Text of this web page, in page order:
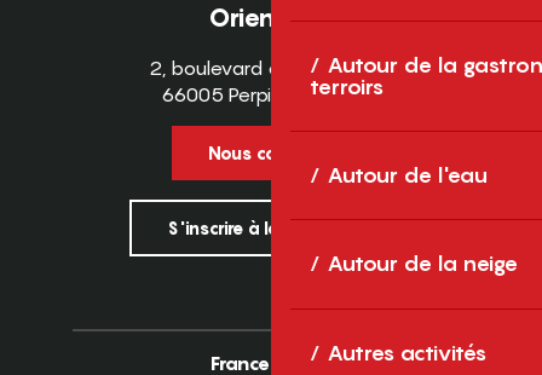
Autour de la
terroirs
Autour de l'eau
Autour de la neige
Autres activités
Orientales
2, boulevard des Pyrénées
66005 Perpignan Cedex
Nous contacter
S'inscrire à la newsletter
France Europe